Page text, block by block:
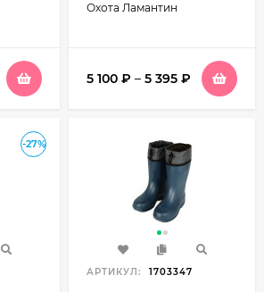
Охота Ламантин
5 100 ₽ – 5 395 ₽
-27%
АРТИКУЛ: 1703347